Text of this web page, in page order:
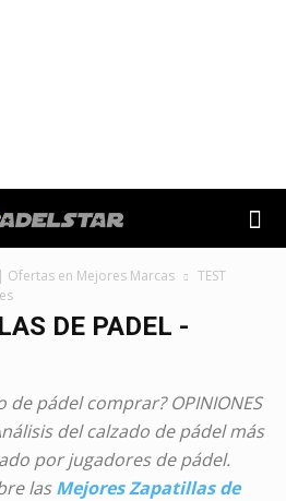
Ofertas en Mejores Marcas
TEST
DE PADEL -
de pádel comprar? OPINIONES
del calzado de pádel más
por jugadores de pádel.
lasMejores Zapatillas de